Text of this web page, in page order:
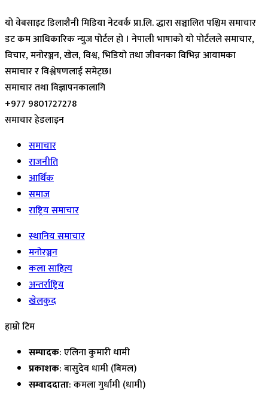
यो वेबसाइट डिलाशैनी मिडिया नेटवर्क प्रा.लि. द्धारा सञ्चालित पश्चिम समाचार
डट कम आधिकारिक न्युज पोर्टल हो । नेपाली भाषाको यो पोर्टलले समाचार,
विचार, मनोरञ्जन, खेल, विश्व, भिडियो तथा जीवनका विभिन्न आयामका
समाचार र विश्लेषणलाई समेट्छ।
समाचार तथा विज्ञापनकालागि
+977 9801727278
समाचार हेडलाइन
समाचार
राजनीति
आर्थिक
समाज
राष्ट्रिय समाचार
स्थानिय समाचार
मनोरञ्जन
कला साहित्य
अन्तर्राष्ट्रिय
खेलकुद
हाम्रो टिम
सम्पादक: एलिना कुमारी धामी
प्रकाशक: बासुदेव धामी (बिमल)
सम्वाददाता: कमला गुर्धामी (धामी)